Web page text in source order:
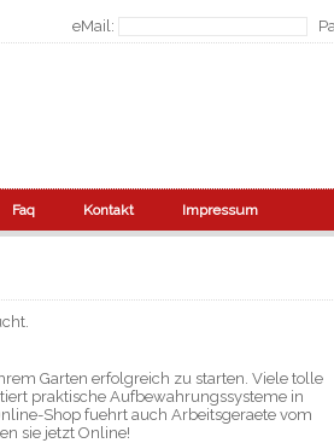
eMail:
Faq Kontakt Impressum
Garten erfolgreich zu starten. Viele tolle
praktische Aufbewahrungssysteme in
Shop fuehrt auch Arbeitsgeraete vom
sie jetzt Online!